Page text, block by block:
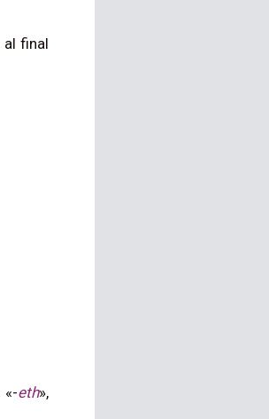
al final
«-eth»,